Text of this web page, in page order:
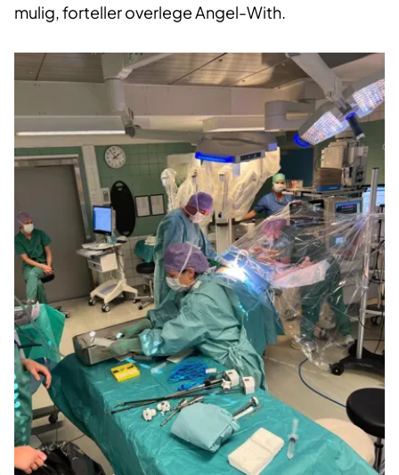
mulig, forteller overlege Angel-With.